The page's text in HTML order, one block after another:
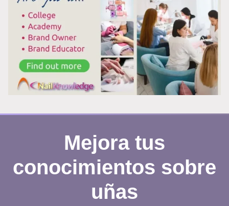
QUE
CONTIENEN
SUSTANCIAS
CANCERÍGENAS?
Mejora tus
conocimientos sobre
uñas